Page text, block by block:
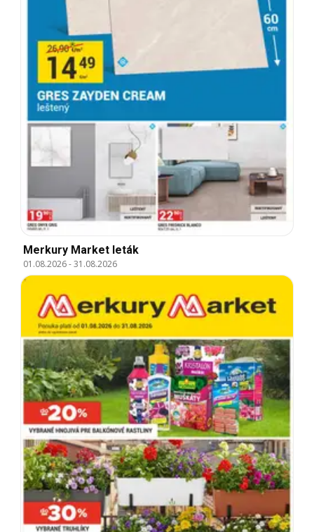
Merkury Market leták
01.08.2026-31.08.2026